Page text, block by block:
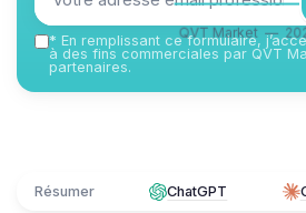
QVT Market —
* En remplissant ce formulaire,
à des fins commerciales par QVT
partenaires.
Résumer ChatGPT